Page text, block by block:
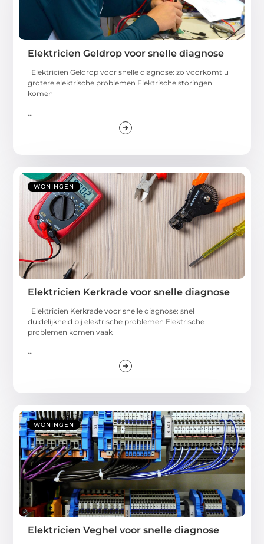
Elektricien Geldrop voor snelle diagnose
Elektricien Geldrop voor snelle diagnose: zo voorkomt u
grotere elektrische problemen Elektrische storingen
komen
WONINGEN
Elektricien Kerkrade voor snelle diagnose
Elektricien Kerkrade voor snelle diagnose: snel
duidelijkheid bij elektrische problemen Elektrische
problemen komen vaak
...
WONINGEN
Elektricien Veghel voor snelle diagnose